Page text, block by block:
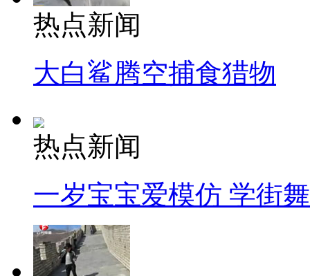
热点新闻
大白鲨腾空捕食猎物
热点新闻
一岁宝宝爱模仿 学街